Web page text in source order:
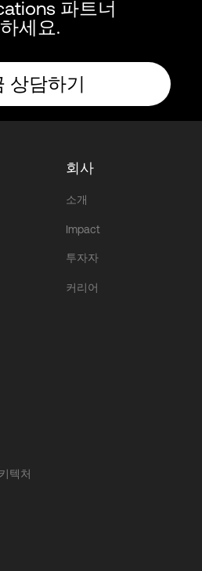
파트너
세요.
상담하기
회사
소개
Impact
투자자
커리어
텍처